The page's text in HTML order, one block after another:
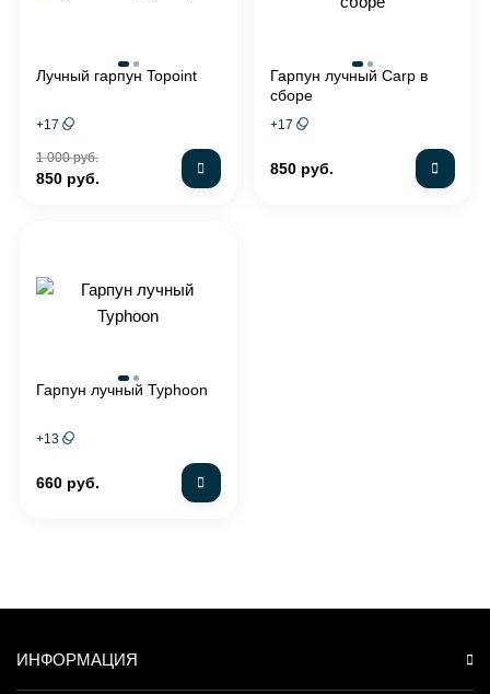
Лучный гарпун Topoint
+17
1 000 руб.
850 руб.
Гарпун лучный Carp в
сборе
+17
850 руб.
Гарпун лучный Typhoon
+13
660 руб.
ИНФОРМАЦИЯ